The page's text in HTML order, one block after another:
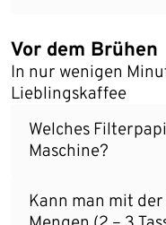
Vor dem Brühen
In nur wenigen
Lieblingskaffee
Welches
Maschine?
Kann man mit